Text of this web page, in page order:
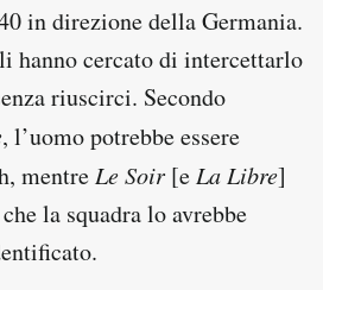
in direzione della Germania.
hanno cercato di intercettarlo
riuscirci. Secondo
, l’uomo potrebbe essere
mentre Le Soir [e La Libre]
la squadra lo avrebbe